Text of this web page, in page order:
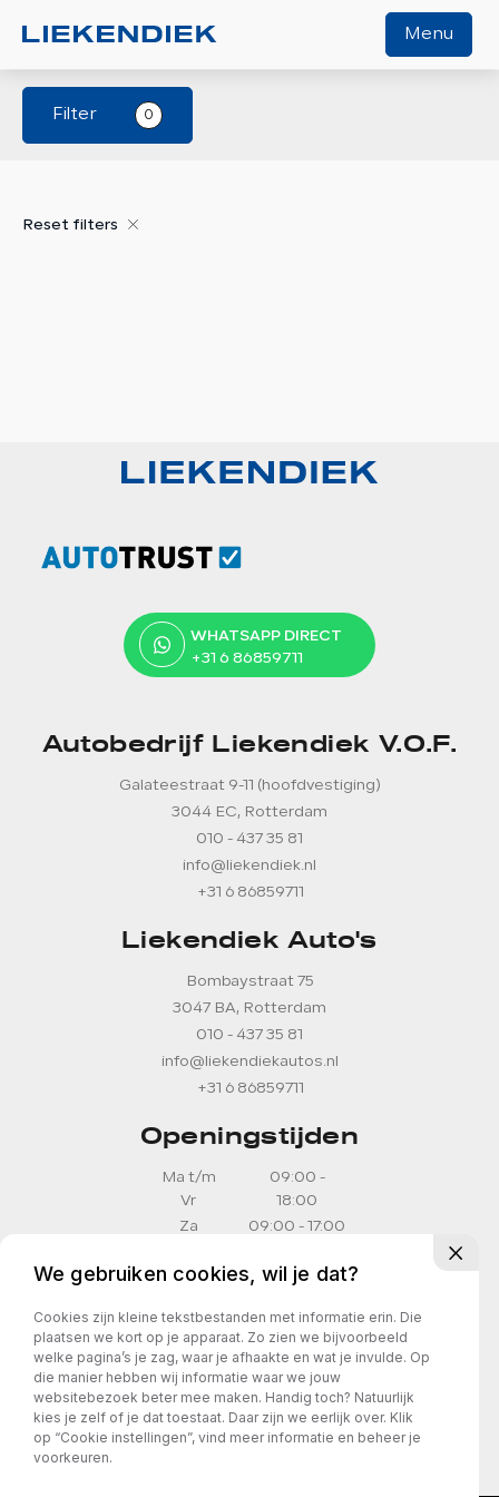
Menu
Filter 0
Reset filters
WHATSAPP DIRECT
+31 6 86859711
Autobedrijf Liekendiek V.O.F.
Galateestraat 9-11 (hoofdvestiging)
3044 EC, Rotterdam
010 - 437 35 81
info@liekendiek.nl
+31 6 86859711
Liekendiek Auto's
Bombaystraat 75
3047 BA, Rotterdam
010 - 437 35 81
info@liekendiekautos.nl
+31 6 86859711
Openingstijden
Ma t/m
Vr
09:00 -
18:00
Za
09:00 - 17:00
Geopend op afspraak
Privacy policy
We gebruiken cookies, wil je dat?
Cookies zijn kleine tekstbestanden met informatie erin. Die
plaatsen we kort op je apparaat. Zo zien we bijvoorbeeld
welke pagina’s je zag, waar je afhaakte en wat je invulde. Op
die manier hebben wij informatie waar we jouw
websitebezoek beter mee maken. Handig toch? Natuurlijk
kies je zelf of je dat toestaat. Daar zijn we eerlijk over. Klik
op “Cookie instellingen”, vind meer informatie en beheer je
voorkeuren.